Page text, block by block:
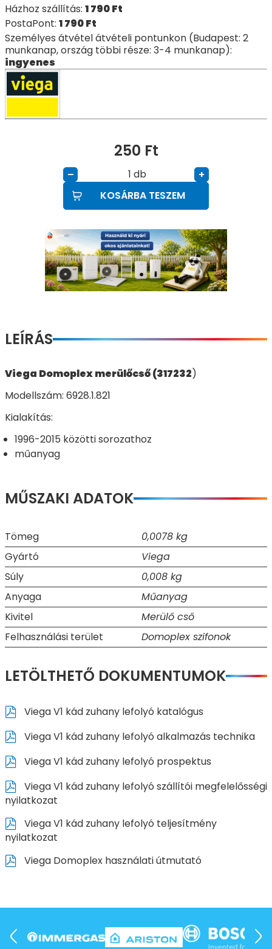
Házhoz szállítás: 1 790Ft
PostaPont: 1 790Ft
Személyes átvétel átvételi pontunkon (Budapest: 2
munkanap, ország többi része: 3-4 munkanap):
ingyenes
250 Ft
– db
+
KOSÁRBA TESZEM
LEÍRÁS
Viega Domoplex merülőcső (317232)
Modellszám: 6928.1.821
Kialakítás:
1996-2015 közötti sorozathoz
műanyag
MŰSZAKI ADATOK
Tömeg
0,0078 kg
Gyártó
Viega
Súly
0,008 kg
Anyaga
Műanyag
Kivitel
Merülő cső
Felhasználási terület
Domoplex szifonok
LETÖLTHETŐ DOKUMENTUMOK
Viega V1 kád zuhany lefolyó katalógus
Viega V1 kád zuhany lefolyó alkalmazás technika
Viega V1 kád zuhany lefolyó prospektus
Viega V1 kád zuhany lefolyó szállítói megfelelősségi
nyilatkozat
Viega V1 kád zuhany lefolyó teljesítmény
nyilatkozat
Viega Domoplex használati útmutató